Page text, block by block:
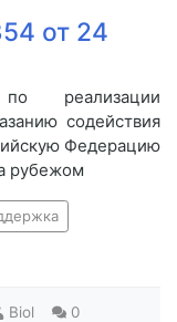
от 24
реализации
содействия
Федерацию
рубежом
Biol 0